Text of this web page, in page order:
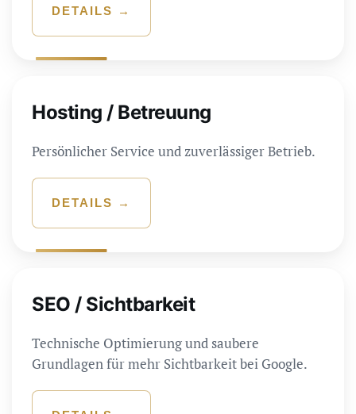
DETAILS →
Hosting / Betreuung
Persönlicher Service und zuverlässiger Betrieb.
DETAILS →
SEO / Sichtbarkeit
Technische Optimierung und saubere
Grundlagen für mehr Sichtbarkeit bei Google.